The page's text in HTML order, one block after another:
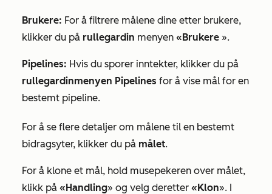
Brukere: For å filtrere målene dine etter brukere,
klikker du på rullegardin menyen «Brukere ».
Pipelines: Hvis du sporer inntekter, klikker du på
rullegardinmenyen Pipelines for å vise mål for en
bestemt pipeline.
For å se flere detaljer om målene til en bestemt
bidragsyter, klikker du på målet.
For å klone et mål, hold musepekeren over målet,
klikk på «Handling» og velg deretter «Klon». I